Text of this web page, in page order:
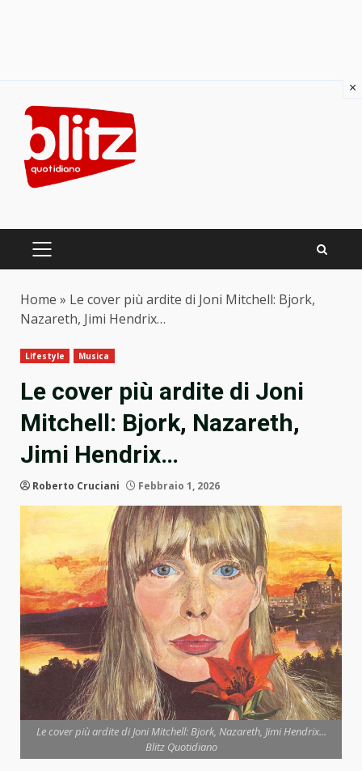
content
PRIMARY
Home » Le cover più ardite di Joni Mitchell: Bjork,
Nazareth, Jimi Hendrix…
Lifestyle Musica
Le cover più ardite di Joni
Mitchell: Bjork, Nazareth,
Jimi Hendrix…
Roberto Cruciani Febbraio 1, 2026
Le cover più ardite di Joni Mitchell: Bjork, Nazareth, Jimi Hendrix...
Blitz Quotidiano
×